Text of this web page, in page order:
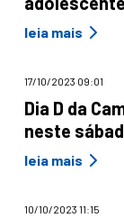
leia mais
17/10/2023 09:01
Dia D da
neste
leia mais
10/10/2023 11:15